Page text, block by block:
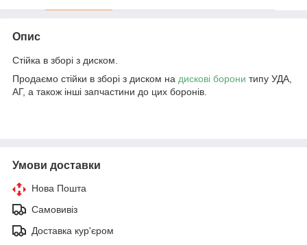
Опис
Стійка в зборі з диском.
Продаємо стійки в зборі з диском на дискові борони типу УДА,
АГ, а також інші запчастини до цих боронів.
Умови доставки
Нова Пошта
Самовивіз
Доставка кур'єром